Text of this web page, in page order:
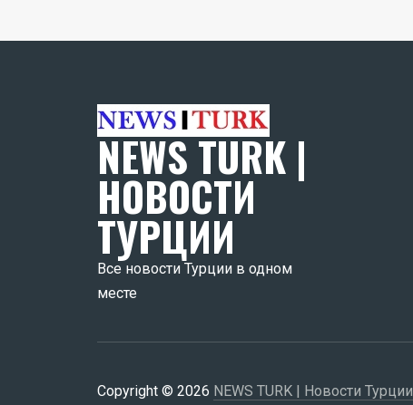
NEWS TURK |
НОВОСТИ
ТУРЦИИ
Все новости Турции в одном
месте
Copyright © 2026 NEWS TURK | Новости Турции